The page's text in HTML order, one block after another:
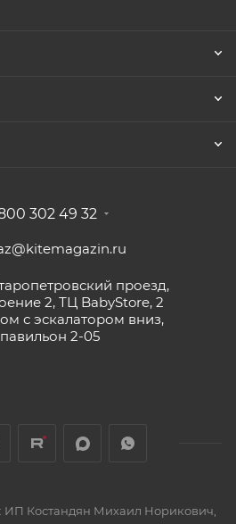
302 49 32
проезд,
2, ТЦ BabyStore, 2
с эскалатором вниз,
павильон 2-05
ИП Костандян Михаил Норикович,